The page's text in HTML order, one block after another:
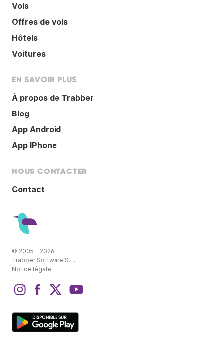
Vols
Offres de vols
Hôtels
Voitures
EN SAVOIR PLUS
À propos de Trabber
Blog
App Android
App IPhone
NOUS CONTACTER
Contact
© 2005 - 2026
Trabber Software S.L.
Notice légale